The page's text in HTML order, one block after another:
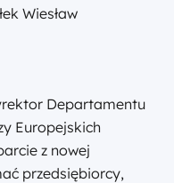
Wiesław
Departamentu
Europejskich
z nowej
przedsiębiorcy,